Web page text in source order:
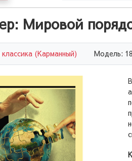
Мировой
(Карманный) Модель: